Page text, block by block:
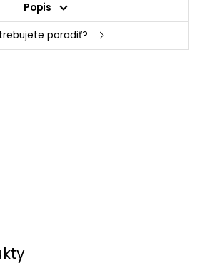
Popis
poradiť?